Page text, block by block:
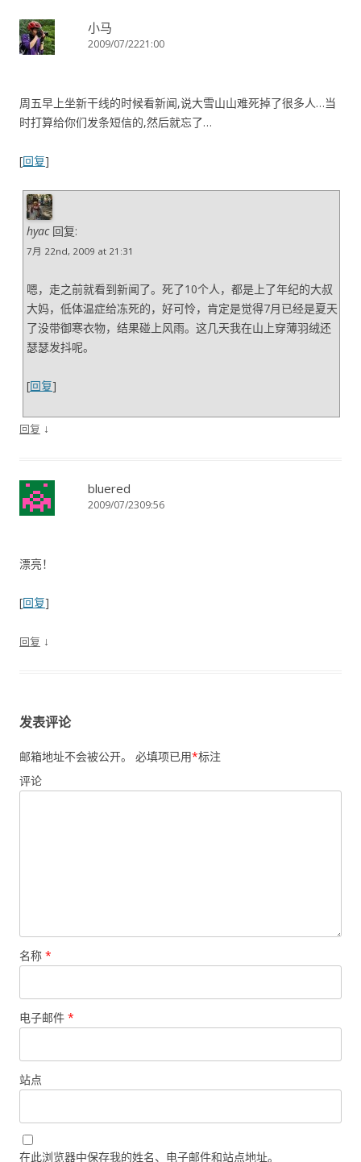
小马
2009/07/2221:00
周五早上坐新干线的时候看新闻,说大雪山山难死掉了很多人…当
时打算给你们发条短信的,然后就忘了…
[回复]
hyac回复:
7月 22nd, 2009 at 21:31
嗯，走之前就看到新闻了。死了10个人，都是上了年纪的大叔
大妈，低体温症给冻死的，好可怜，肯定是觉得7月已经是夏天
了没带御寒衣物，结果碰上风雨。这几天我在山上穿薄羽绒还
瑟瑟发抖呢。
[回复]
回复 ↓
bluered
2009/07/2309:56
漂亮！
[回复]
回复 ↓
发表评论
邮箱地址不会被公开。 必填项已用*标注
评论
名称 *
电子邮件 *
站点
在此浏览器中保存我的姓名、电子邮件和站点地址。